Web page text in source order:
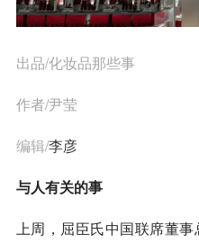
出品/化妆品那些事
作者/尹莹
编辑/李彦
与人有关的事
上周，屈臣氏中国联席董